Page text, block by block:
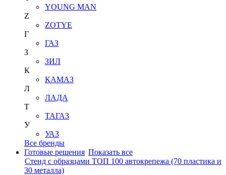
YOUNG MAN
Z
ZOTYE
Г
ГАЗ
З
ЗИЛ
К
КАМАЗ
Л
ЛАДА
Т
ТАГАЗ
У
УАЗ
Все бренды
Готовые решения Показать все
Стенд с образцами ТОП 100 автокрепежа (70 пластика и
30 металла)